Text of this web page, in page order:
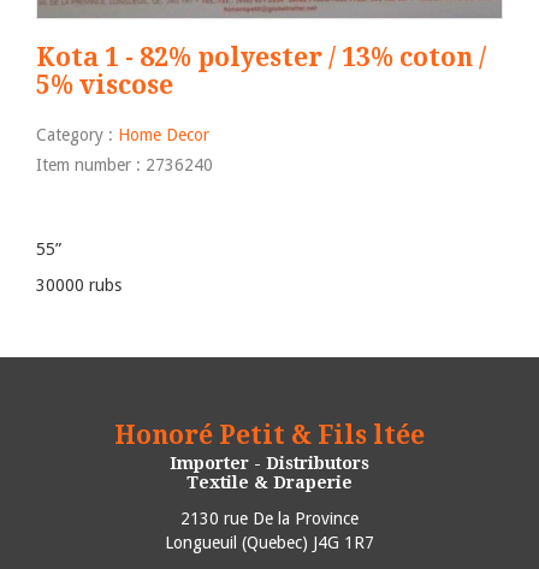
Kota 1 - 82% polyester / 13% coton /
5% viscose
Category : Home Decor
Item number : 2736240
55”
30000 rubs
Honoré Petit & Fils ltée
Importer - Distributors
Textile & Draperie
2130 rue De la Province
Longueuil (Quebec) J4G 1R7